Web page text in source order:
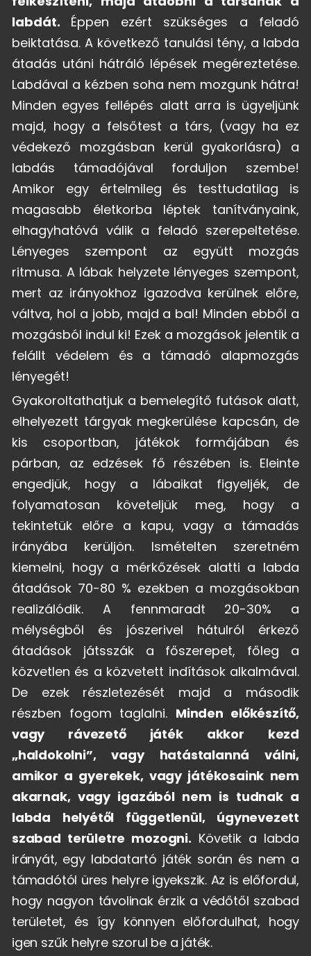
labdát. Éppen ezért szükséges a feladó
beiktatása. A következő tanulási tény, a labda
átadás utáni hátráló lépések megéreztetése.
Labdával a kézben soha nem mozgunk hátra!
Minden egyes fellépés alatt arra is ügyeljünk
majd, hogy a felsőtest a társ, (vagy ha ez
védekező mozgásban kerül gyakorlásra) a
labdás támadójával forduljon szembe!
Amikor egy értelmileg és testtudatilag is
magasabb életkorba léptek tanítványaink,
elhagyhatóvá válik a feladó szerepeltetése.
Lényeges szempont az együtt mozgás
ritmusa. A lábak helyzete lényeges szempont,
mert az irányokhoz igazodva kerülnek előre,
váltva, hol a jobb, majd a bal! Minden ebből a
mozgásból indul ki! Ezek a mozgások jelentik a
felállt védelem és a támadó alapmozgás
lényegét!
Gyakoroltathatjuk a bemelegítő futások alatt,
elhelyezett tárgyak megkerülése kapcsán, de
kis csoportban, játékok formájában és
párban, az edzések fő részében is. Eleinte
engedjük, hogy a lábaikat figyeljék, de
folyamatosan követeljük meg, hogy a
tekintetük előre a kapu, vagy a támadás
irányába kerüljön. Ismételten szeretném
kiemelni, hogy a mérkőzések alatti a labda
átadások 70-80 % ezekben a mozgásokban
realizálódik. A fennmaradt 20-30% a
mélységből és jószerivel hátulról érkező
átadások játsszák a főszerepet, főleg a
közvetlen és a közvetett indítások alkalmával.
De ezek részletezését majd a második
részben fogom taglalni. Minden előkészítő,
vagy rávezető játék akkor kezd
„haldokolni”, vagy hatástalanná válni,
amikor a gyerekek, vagy játékosaink nem
akarnak, vagy igazából nem is tudnak a
labda helyétől függetlenül, úgynevezett
szabad területre mozogni. Követik a labda
irányát, egy labdatartó játék során és nem a
támadótól üres helyre igyekszik. Az is előfordul,
hogy nagyon távolinak érzik a védőtől szabad
területet, és így könnyen előfordulhat, hogy
igen szűk helyre szorul be a játék.